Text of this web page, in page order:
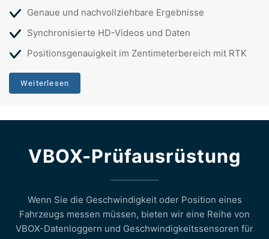
Genaue und nachvollziehbare Ergebnisse
Synchronisierte HD-Videos und Daten
Positionsgenauigkeit im Zentimeterbereich mit RTK
Weiterlesen
VBOX-Prüfausrüstung
Wenn Sie die Geschwindigkeit oder Position eines
Fahrzeugs messen müssen, bieten wir eine Reihe von
VBOX-Datenloggern und Geschwindigkeitssensoren für